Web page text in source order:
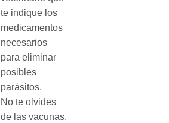
te indique los
medicamentos
necesarios
para eliminar
posibles
parásitos.
No te olvides
de las vacunas.